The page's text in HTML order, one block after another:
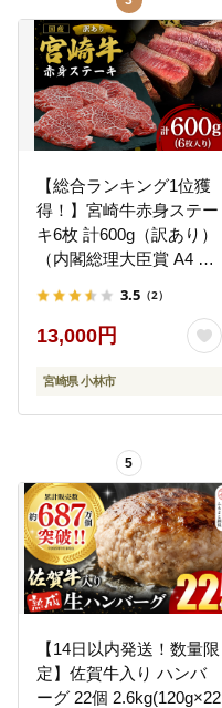
【総合ランキング1位獲
得！】宮崎牛赤身ステー
キ6枚 計600g（訳あり）
（内閣総理大臣賞 A4 A5
身 ステーキ 訳あり 宮崎
県）
3.5 （2）
13,000円
宮崎県 小林市
5
【14日以内発送！数量限
定】佐賀牛入り ハンバ
ーグ 22個 2.6kg(120g×22